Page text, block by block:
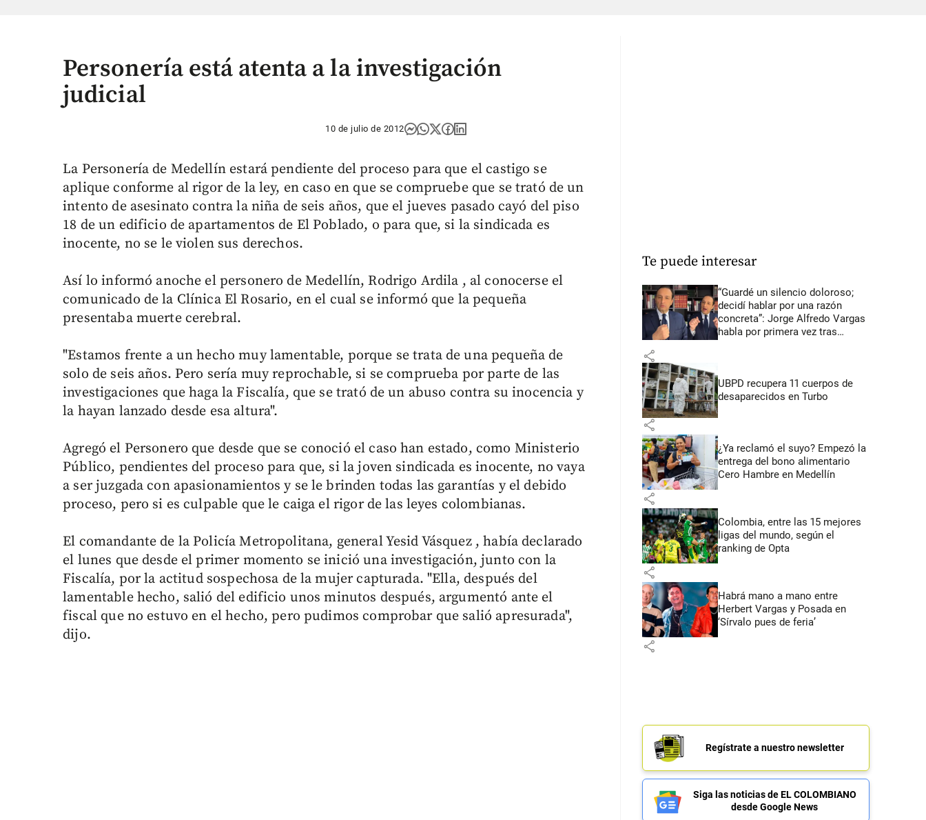
Personería está atenta a la investigación
judicial
10 de julio de 2012
La Personería de Medellín estará pendiente del proceso para que el castigo se
aplique conforme al rigor de la ley, en caso en que se compruebe que se trató de un
intento de asesinato contra la niña de seis años, que el jueves pasado cayó del piso
18 de un edificio de apartamentos de El Poblado, o para que, si la sindicada es
inocente, no se le violen sus derechos.
Así lo informó anoche el personero de Medellín, Rodrigo Ardila , al conocerse el
comunicado de la Clínica El Rosario, en el cual se informó que la pequeña
presentaba muerte cerebral.
"Estamos frente a un hecho muy lamentable, porque se trata de una pequeña de
solo de seis años. Pero sería muy reprochable, si se comprueba por parte de las
investigaciones que haga la Fiscalía, que se trató de un abuso contra su inocencia y
la hayan lanzado desde esa altura".
Agregó el Personero que desde que se conoció el caso han estado, como Ministerio
Público, pendientes del proceso para que, si la joven sindicada es inocente, no vaya
a ser juzgada con apasionamientos y se le brinden todas las garantías y el debido
proceso, pero si es culpable que le caiga el rigor de las leyes colombianas.
El comandante de la Policía Metropolitana, general Yesid Vásquez , había declarado
el lunes que desde el primer momento se inició una investigación, junto con la
Fiscalía, por la actitud sospechosa de la mujer capturada. "Ella, después del
lamentable hecho, salió del edificio unos minutos después, argumentó ante el
fiscal que no estuvo en el hecho, pero pudimos comprobar que salió apresurada",
dijo.
Te puede interesar
“Guardé un silencio doloroso;
decidí hablar por una razón
concreta”: Jorge Alfredo Vargas
habla por primera vez tras
share
UBPD recupera 11 cuerpos de
desaparecidos en Turbo
share
¿Ya reclamó el suyo? Empezó la
entrega del bono alimentario
Cero Hambre en Medellín
share
Colombia, entre las 15 mejores
ligas del mundo, según el
ranking de Opta
share
Habrá mano a mano entre
Herbert Vargas y Posada en
‘Sírvalo pues de feria’
share
Regístrate a nuestro newsletter
Siga las noticias de EL COLOMBIANO
desde Google News